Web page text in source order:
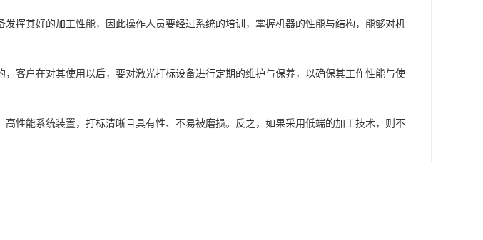
挥其好的加工性能，因此操作人员要经过系统的培训，掌握机器的性能与结构，能够对机
客户在对其使用以后，要对激光打标设备进行定期的维护与保养，以确保其工作性能与使
性能系统装置，打标清晰且具有性、不易被磨损。反之，如果采用低端的加工技术，则不